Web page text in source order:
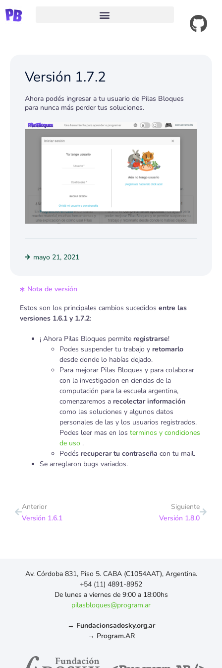
Versión 1.7.2
Ahora podés ingresar a tu usuario de Pilas Bloques
para nunca más perder tus soluciones.
mayo 21, 2021
Nota de versión
Estos son los principales cambios sucedidos entre las
versiones 1.6.1 y 1.7.2:
¡ Ahora Pilas Bloques permite registrarse!
Podes suspender tu trabajo y retomarlo
desde donde lo habías dejado.
Para mejorar Pilas Bloques y para colaborar
con la investigacion en ciencias de la
computación para la escuela argentina,
comenzaremos a recolectar información
como las soluciones y algunos datos
personales de las y los usuarios registrados.
Podes leer mas en los terminos y condiciones
de uso .
Podés recuperar tu contraseña con tu mail.
Se arreglaron bugs variados.
Anterior
Versión 1.6.1
Siguiente
Versión 1.8.0
Av. Córdoba 831, Piso 5. CABA (C1054AAT), Argentina.
+54 (11) 4891-8952
De lunes a viernes de 9:00 a 18:00hs
pilasbloques@program.ar
→ Fundacionsadosky.org.ar
→ Program.AR